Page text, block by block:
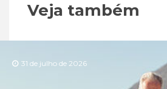
Veja também
31 de julho de 2026